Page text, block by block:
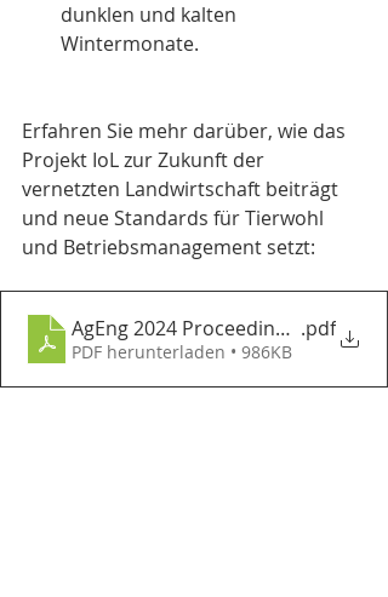
dunklen und kalten
Wintermonate.
Erfahren Sie mehr darüber, wie das
Projekt IoL zur Zukunft der
vernetzten Landwirtschaft beiträgt
und neue Standards für Tierwohl
und Betriebsmanagement setzt:
AgEng 2024 Proceedings_2 Vorträge
.pdf
PDF herunterladen • 986KB